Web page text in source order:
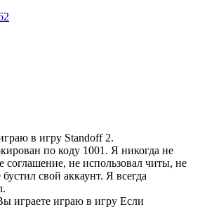
в игру Standoff 2.
по коду 1001. Я никогда не
соглашение, не использовал читы, не
свой аккаунт. Я всегда
играете играю в игру Если